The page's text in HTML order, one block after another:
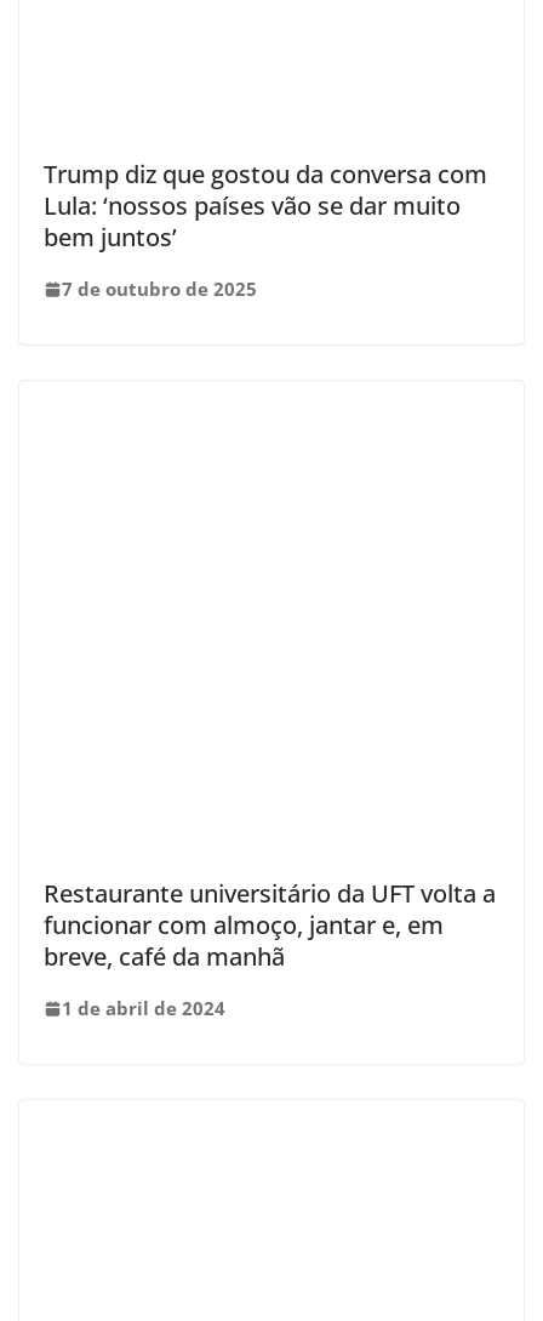
Trump diz que gostou da conversa com
Lula: ‘nossos países vão se dar muito
bem juntos’
7 de outubro de 2025
Restaurante universitário da UFT volta a
funcionar com almoço, jantar e, em
breve, café da manhã
1 de abril de 2024